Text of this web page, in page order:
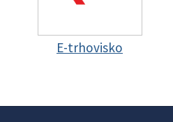
E-trhovisko